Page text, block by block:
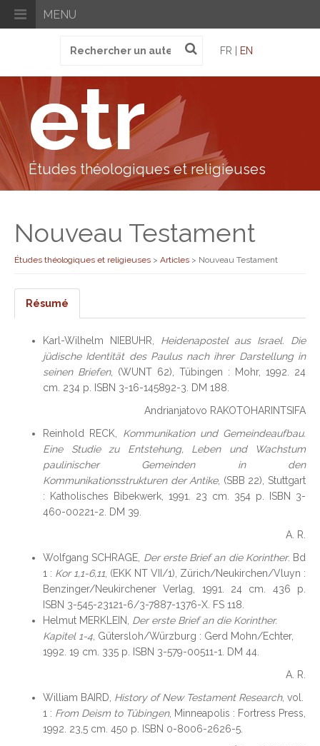
MENU
pour
FR | EN
etr
Études théologiques et religieuses
Nouveau Testament
Études théologiques et religieuses > Articles > Nouveau Testament
Résumé
Karl-Wilhelm NIEBUHR, Heidenapostel aus Israel. Die
jüdische Identität des Paulus nach ihrer Darstellung in
seinen Briefen, (WUNT 62), Tübingen : Mohr, 1992. 24
cm. 234 p. ISBN 3-16-145892-3. DM 188.
Andrianjatovo RAKOTOHARINTSIFA
Reinhold RECK, Kommunikation und Gemeindeaufbau.
Eine Studie zu Entstehung, Leben und Wachstum
paulinischer Gemeinden in den
Kommunikationsstrukturen der Antike, (SBB 22), Stuttgart
: Katholisches Bibekwerk, 1991. 23 cm. 354 p. ISBN 3-
460-00221-2. DM 39.
A. R.
Wolfgang SCHRAGE, Der erste Brief an die Korinther. Bd
1 : Kor 1,1-6,11 , (EKK NT VII/1), Zürich/Neukirchen/Vluyn :
Benzinger/Neukirchener Verlag, 1991. 24 cm. 436 p.
ISBN 3-545-23121-6/3-7887-1376-X. FS 118.
Helmut MERKLEIN, Der erste Brief an die Korinther.
Kapitel 1-4 , Gütersloh/Würzburg : Gerd Mohn/Echter,
1992. 19 cm. 335 p. ISBN 3-579-00511-1. DM 44.
A. R.
William BAIRD, History of New Testament Research, vol.
1 : From Deism to Tübingen, Minneapolis : Fortress Press,
1992. 23,5 cm. 450 p. ISBN 0-8006-2626-5.